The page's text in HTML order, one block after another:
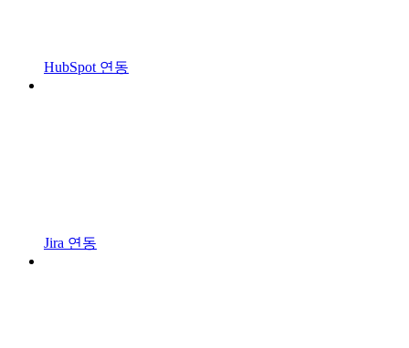
HubSpot 연동
Jira 연동